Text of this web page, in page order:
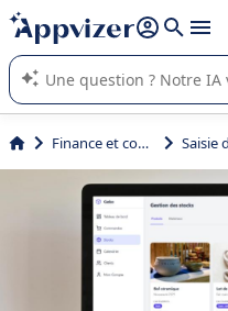
répondre (plusieurs lignes avec
L'IA de Appvizer vous guide
logiciel SaaS en entreprise.
Finance et comptabilité